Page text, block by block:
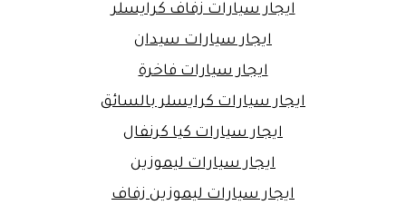
ايجار سيارات زفاف كرايسلر
ايجار سيارات سيدان
ايجار سيارات فاخرة
ايجار سيارات كرايسلر بالسائق
ايجار سيارات كيا كرنفال
ايجار سيارات ليموزين
ايجار سيارات ليموزين زفاف